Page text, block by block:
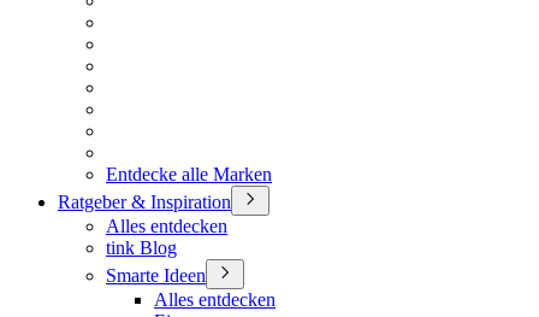
Entdecke alle Marken
Ratgeber & Inspiration
Alles entdecken
tink Blog
Smarte Ideen
Alles entdecken